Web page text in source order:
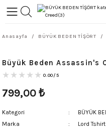
Geri Dön
ROCK
Geri Dön
Anasayfa BÜYÜK BEDEN TİŞÖRT
Büyük Beden Assassin's
0.00/5
799,00 ₺
Kategori
BÜYÜK
Marka
Lord Tshirt